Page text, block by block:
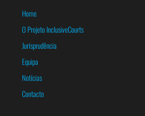
Home
O Projeto InclusiveCourts
Jurisprudência
Equipa
Notícias
Contacto